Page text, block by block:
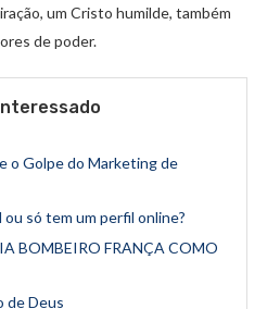
um Cristo humilde, também
de poder.
o Golpe do Marketing de
só tem um perfil online?
BOMBEIRO FRANÇA COMO
de Deus